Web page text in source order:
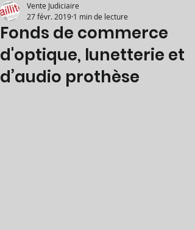
Fonds de commerce
d'optique, lunetterie et
d’audio prothèse
Vente Judiciaire
27 févr. 2019 1 min de lecture